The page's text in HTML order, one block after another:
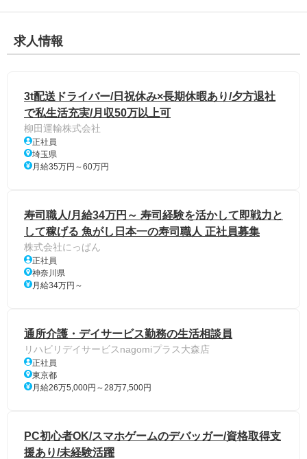
求人情報
3t配送ドライバー/日祝休み×長期休暇あり/夕方退社
で私生活充実/月収50万以上可
柳田運輸株式会社
正社員
埼玉県
月給35万円～60万円
寿司職人/月給34万円～ 寿司経験を活かして即戦力と
して稼げる 魚がし日本一の寿司職人 正社員募集
株式会社にっぱん
正社員
神奈川県
月給34万円～
通所介護・デイサービス勤務の生活相談員
リハビリデイサービスnagomiプラス大森店
正社員
東京都
月給26万5,000円～28万7,500円
PC初心者OK/スマホゲームのデバッガー/資格取得支
援あり/未経験活躍